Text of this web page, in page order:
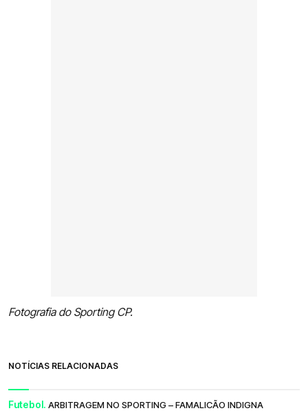
Fotografia do Sporting CP.
NOTÍCIAS RELACIONADAS
Futebol. ARBITRAGEM NO SPORTING – FAMALICÃO INDIGNA